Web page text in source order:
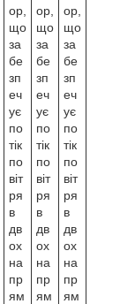
ор,
що
за
бе
зп
еч
ує
по
тік
по
віт
ря
в
дв
ох
на
пр
ям
ор,
що
за
бе
зп
еч
ує
по
тік
по
віт
ря
в
дв
ох
на
пр
ям
ор,
що
за
бе
зп
еч
ує
по
тік
по
віт
ря
в
дв
ох
на
пр
ям